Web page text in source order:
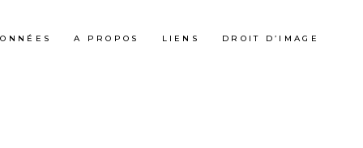
A PROPOS LIENS DROIT D’IMAGE